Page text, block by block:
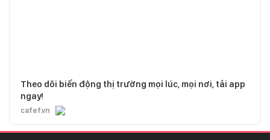
Theo dõi biến động thị trường mọi lúc, mọi nơi, tải app
ngay!
cafef.vn